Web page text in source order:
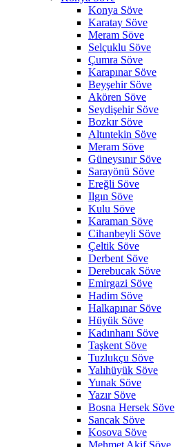
Konya Söve
Karatay Söve
Meram Söve
Selçuklu Söve
Çumra Söve
Karapınar Söve
Beyşehir Söve
Akören Söve
Seydişehir Söve
Bozkır Söve
Altıntekin Söve
Meram Söve
Güneysınır Söve
Sarayönü Söve
Ereğli Söve
Ilgın Söve
Kulu Söve
Karaman Söve
Cihanbeyli Söve
Çeltik Söve
Derbent Söve
Derebucak Söve
Emirgazi Söve
Hadim Söve
Halkapınar Söve
Hüyük Söve
Kadınhanı Söve
Taşkent Söve
Tuzlukçu Söve
Yalıhüyük Söve
Yunak Söve
Yazır Söve
Bosna Hersek Söve
Sancak Söve
Kosova Söve